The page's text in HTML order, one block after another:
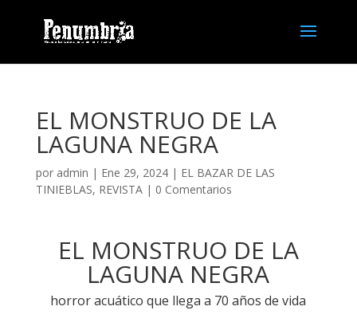
EL MONSTRUO DE LA
LAGUNA NEGRA
por admin | Ene 29, 2024 | EL BAZAR DE LAS
TINIEBLAS, REVISTA| 0 Comentarios
EL MONSTRUO DE LA
LAGUNA NEGRA
horror acuático que llega a 70 años de vida